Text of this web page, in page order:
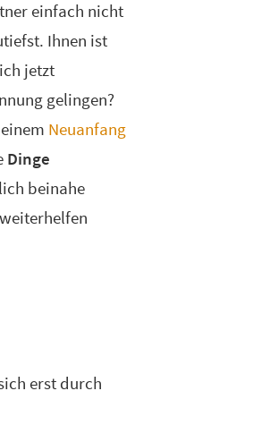
einfach nicht
Ihnen ist
jetzt
gelingen?
Neuanfang
Dinge
beinahe
erst durch